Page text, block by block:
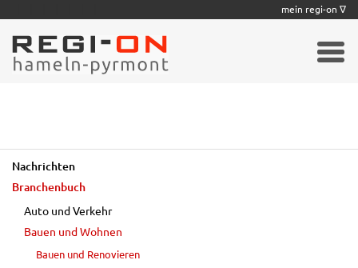
Nachrichten
Branchenbuch
Auto und Verkehr
Bauen und Wohnen
Bauen und Renovieren
mein regi-on ∇